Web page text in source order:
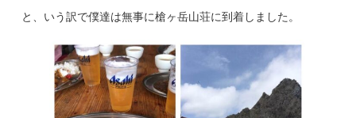
と、いう訳で僕達は無事に槍ヶ岳山荘に到着しました。